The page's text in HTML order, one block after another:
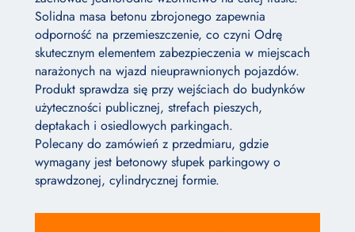
Solidna masa betonu zbrojonego zapewnia
odporność na przemieszczenie, co czyni Odrę
skutecznym elementem zabezpieczenia w miejscach
narażonych na wjazd nieuprawnionych pojazdów.
Produkt sprawdza się przy wejściach do budynków
użyteczności publicznej, strefach pieszych,
deptakach i osiedlowych parkingach.
Polecany do zamówień z przedmiaru, gdzie
wymagany jest betonowy słupek parkingowy o
sprawdzonej, cylindrycznej formie.